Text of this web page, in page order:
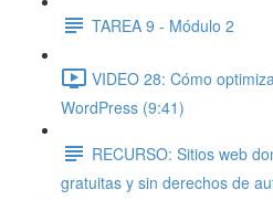
TAREA 9 - Módulo 2
VIDEO 28: Cómo
WordPress (9:41)
RECURSO: Sitios web
gratuitas y sin derechos de